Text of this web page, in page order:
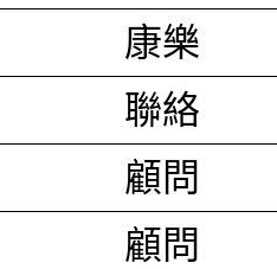
康樂
聯絡
顧問
顧問